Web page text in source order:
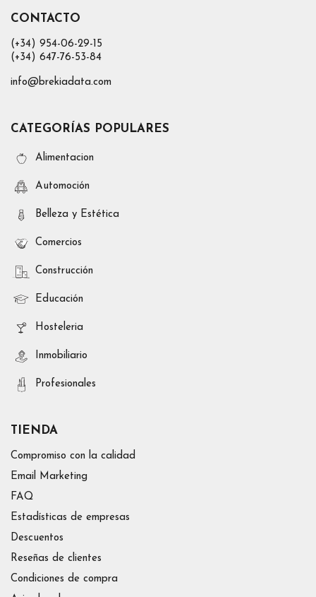
CONTACTO
(+34) 954-06-29-15
(+34) 647-76-53-84
info@brekiadata.com
CATEGORÍAS POPULARES
Alimentacion
Automoción
Belleza y Estética
Comercios
Construcción
Educación
Hosteleria
Inmobiliario
Profesionales
TIENDA
Compromiso con la calidad
Email Marketing
FAQ
Estadísticas de empresas
Descuentos
Reseñas de clientes
Condiciones de compra